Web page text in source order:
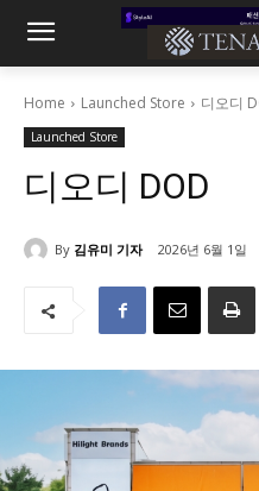
Home Launched Store 디오디
Launched Store
디오디 DOD
By 김유미 기자 2026년 6월 1일